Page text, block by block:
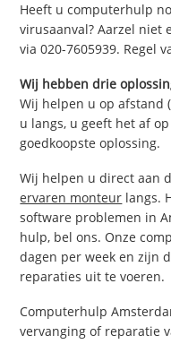
Heeft u computerhulp
virusaanval? Aarzel niet
via 020-7605939. Regel
Wij hebben drie
Wij helpen u op afstand
u langs, u geeft het af
goedkoopste oplossing.
Wij helpen u direct aan
ervaren monteur langs.
software problemen in
hulp, bel ons. Onze
dagen per week en zijn
reparaties uit te voeren.
Computerhulp
vervanging of reparatie